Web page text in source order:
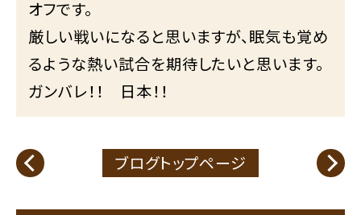
オフです。
厳しい戦いになると思いますが、眠気も覚め
るような熱い試合を期待したいと思います。
ガンバレ！！ 日本！！
ブログトップページ